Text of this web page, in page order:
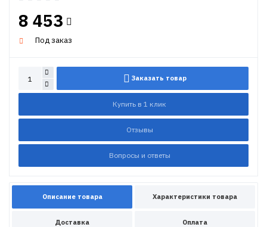
8 453
Под заказ
Заказать товар
Купить в 1 клик
Отзывы
Вопросы и ответы
Описание товара Характеристики товара
Доставка Оплата